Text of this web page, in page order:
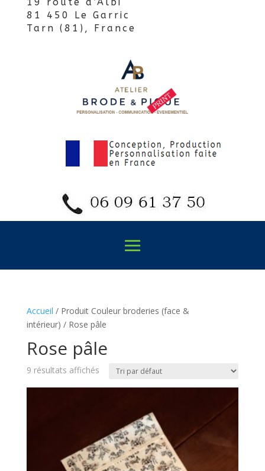
81 450 Le Garric
Tarn (81), France
Accueil / Produit Couleur broderies (face &
intérieur) / Rose pâle
Rose pâle
9 résultats affichés